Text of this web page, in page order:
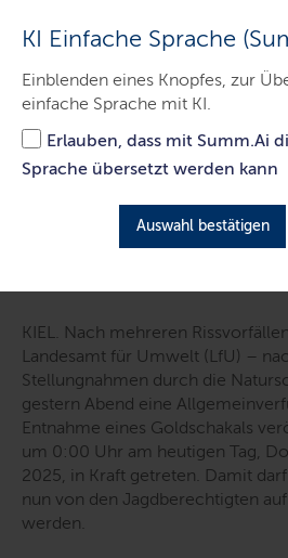
KI Einfache Sprache
Einblenden eines Knopfes, zur
einfache Sprache mit KI.
Erlauben, dass mit Summ.Ai
Sprache übersetzt werden kann
Auswahl bestätigen
Das Landesamt für
die
Entnahme eines
Sylt erteilt
LETZTE AKTUALISIERUNG: 05.06.2025
KIEL. Nach mehreren
Landesamt für Umwelt (LfU) –
Stellungnahmen durch die
gestern Abend eine
Entnahme eines Goldschakals
um 0:00 Uhr am heutigen Tag,
2025, in Kraft getreten. Damit
nun von den Jagdberechtigten
werden.